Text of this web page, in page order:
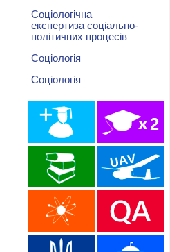
Соціологічна
експертиза соціально-
політичних процесів
Соціологія
Соціологія